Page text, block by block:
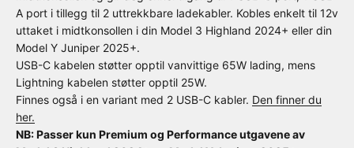
A port i tillegg til 2 uttrekkbare ladekabler. Kobles enkelt til 12v
uttaket i midtkonsollen i din Model 3 Highland 2024+ eller din
Model Y Juniper 2025+.
USB-C kabelen støtter opptil vanvittige 65W lading, mens
Lightning kabelen støtter opptil 25W.
Finnes også i en variant med 2 USB-C kabler. Den finner du
her.
NB: Passer kun Premium og Performance utgavene av